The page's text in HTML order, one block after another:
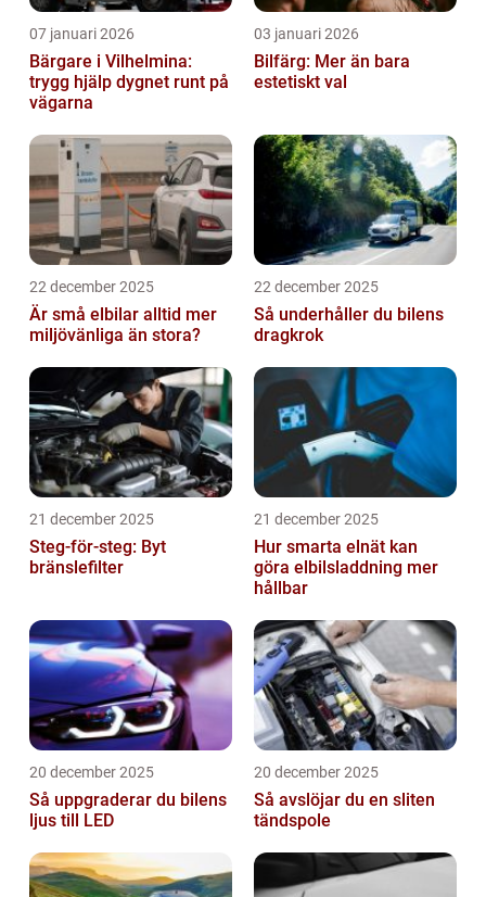
07 januari 2026
Bärgare i Vilhelmina:
trygg hjälp dygnet runt på
vägarna
03 januari 2026
Bilfärg: Mer än bara
estetiskt val
22 december 2025
Är små elbilar alltid mer
miljövänliga än stora?
22 december 2025
Så underhåller du bilens
dragkrok
21 december 2025
Steg-för-steg: Byt
bränslefilter
21 december 2025
Hur smarta elnät kan
göra elbilsladdning mer
hållbar
20 december 2025
Så uppgraderar du bilens
ljus till LED
20 december 2025
Så avslöjar du en sliten
tändspole